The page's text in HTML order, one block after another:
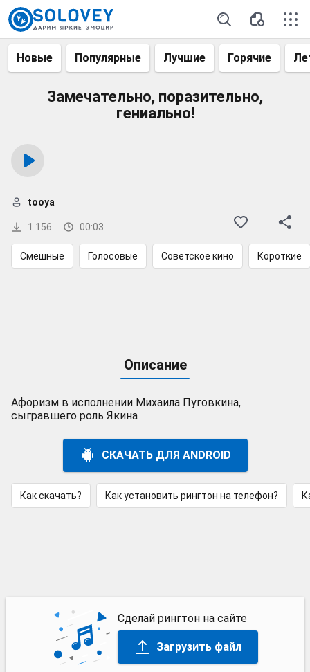
Новые Популярные Лучшие Горячие
Замечательно, поразительно,
гениально!
1 156 00:03
tooya
Смешные Голосовые Советское кино Короткие
Описание
Афоризм в исполнении Михаила Пуговкина,
сыгравшего роль Якина
СКАЧАТЬ ДЛЯ ANDROID
Как скачать? Как установить рингтон на телефон?
Сделай рингтон на сайте
Загрузить файл